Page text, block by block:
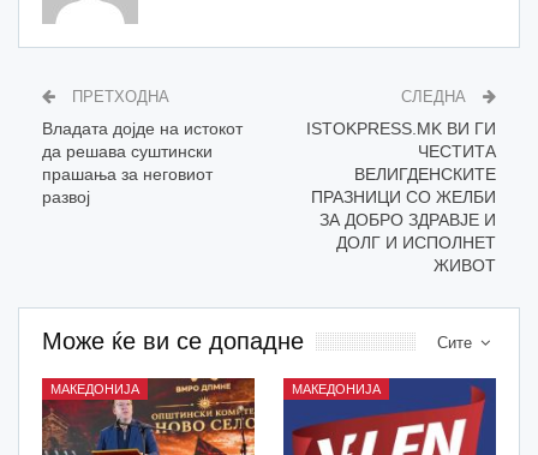
ПРЕТХОДНА
Владата дојде на истокот
да решава суштински
прашања за неговиот
развој
СЛЕДНА
ISTOKPRESS.MK ВИ ГИ
ЧЕСТИТА
ВЕЛИГДЕНСКИТЕ
ПРАЗНИЦИ СО ЖЕЛБИ
ЗА ДОБРО ЗДРАВЈЕ И
ДОЛГ И ИСПОЛНЕТ
ЖИВОТ
Сите
Може ќе ви се допадне
МАКЕДОНИЈА МАКЕДОНИЈА